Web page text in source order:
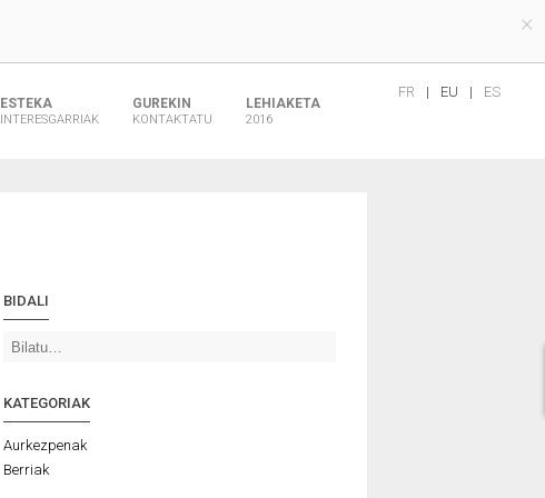
FR | EU | ES
ESTEKA
INTERESGARRIAK
GUREKIN
KONTAKTATU
LEHIAKETA
2016
BIDALI
KATEGORIAK
Aurkezpenak
Berriak
×